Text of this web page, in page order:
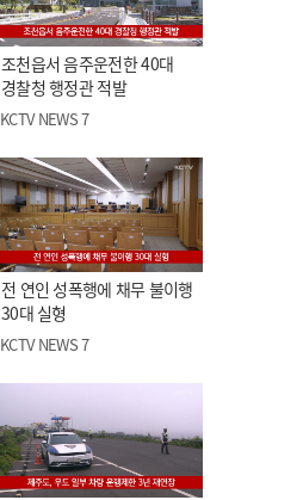
조천읍서 음주운전한 40대
경찰청 행정관 적발
KCTV NEWS 7
전 연인 성폭행에 채무 불이행
30대 실형
KCTV NEWS 7